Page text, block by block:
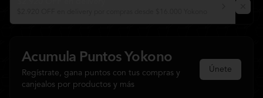
Acumula Puntos Yokono
Regístrate, gana puntos con tus compras y
canjealos por productos y más
Únete